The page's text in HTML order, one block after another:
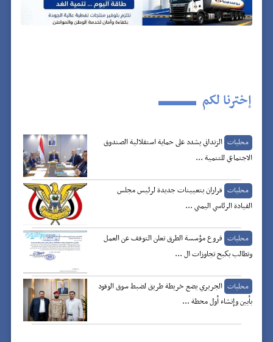
إخترنا لكم
محليات الزنداني يشدد على حماية استقلالية الصندوق
الاجتماعي للتنمية ...
محليات قراران بتعيينات جديدة لرئيس مجلس
القيادة الرئاسي اليمني ...
محليات فروع مؤسسة الطرق تعلن التوقف عن العمل
وتطالب بكبح تجاوزات ال ...
محليات الجريري يضع خريطة طريق لضبط سوق الوقود
بأبين وإنشاء أول محطة ...